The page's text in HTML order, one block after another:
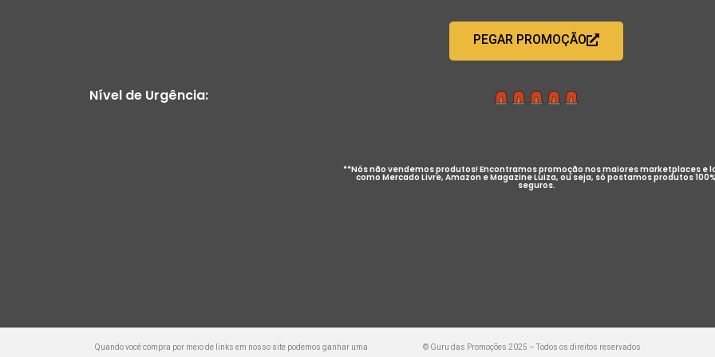
PEGAR PROMOÇÃO
Nível de Urgência:
**Nós não vendemos produtos! Encontramos promoção nos maiores marketplaces e
como Mercado Livre, Amazon e Magazine Luiza, ou seja, só postamos produtos 100%
seguros.
Quando você compra por meio de links em nosso site podemos ganhar uma © Guru das Promoções 2025 – Todos os direitos reservados